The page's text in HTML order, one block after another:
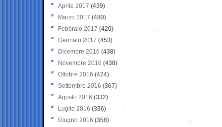
Aprile 2017 (439)
Marzo 2017 (480)
Febbraio 2017 (420)
Gennaio 2017 (453)
Dicembre 2016 (438)
Novembre 2016 (438)
Ottobre 2016 (424)
Settembre 2016 (367)
Agosto 2016 (332)
Luglio 2016 (336)
Giugno 2016 (358)